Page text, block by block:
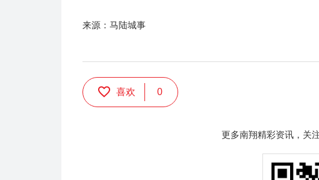
来源：马陆城事
喜欢 0
更多南翔精彩资讯，关